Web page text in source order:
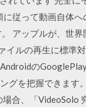
従って動画自体
アップルが、世
イルの再生に標準
の
を把握できます
合、「VideoSolo